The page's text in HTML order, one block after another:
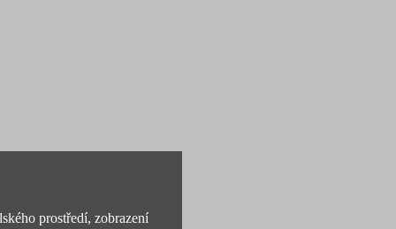
prostředí, zobrazení